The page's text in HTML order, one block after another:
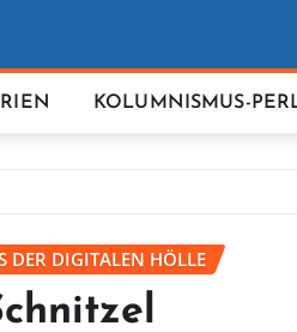
KOLUMNISMUS-
DER DIGITALEN HÖLLE